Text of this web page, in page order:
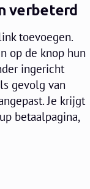
verbeterd
toevoegen.
op de knop hun
ingericht
gevolg van
Je krijgt
betaalpagina,